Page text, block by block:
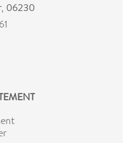
06230